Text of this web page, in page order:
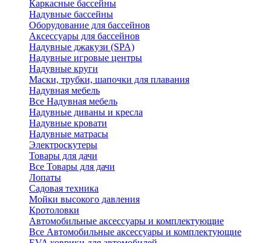
Каркасные бассейны
Надувные бассейны
Оборудование для бассейнов
Аксессуары для бассейнов
Надувные джакузи (SPA)
Надувные игровые центры
Надувные круги
Маски, трубки, шапочки для плавания
Надувная мебель
Все Надувная мебель
Надувные диваны и кресла
Надувные кровати
Надувные матрасы
Электроскутеры
Товары для дачи
Все Товары для дачи
Лопаты
Садовая техника
Мойки высокого давления
Кротоловки
Автомобильные аксессуары и комплектующие
Все Автомобильные аксессуары и комплектующие